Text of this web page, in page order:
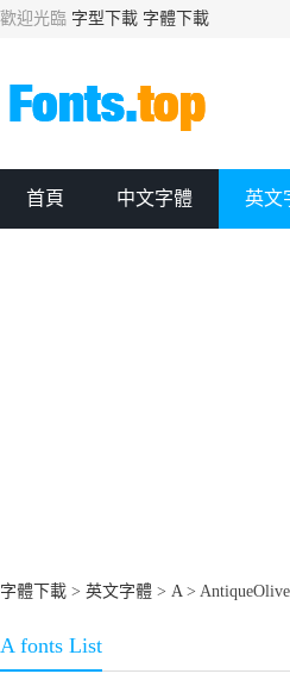
歡迎光臨 字型下載 字體下載
首頁 中文字體 英文
字體下載 > 英文字體 > A>
A fonts List